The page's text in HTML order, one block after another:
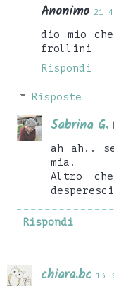
Anonimo
dio mio
frollini
Rispondi
Risposte
Sabrina G.
ah ah..
mia.
Altro
Rispondi
chiara.bc